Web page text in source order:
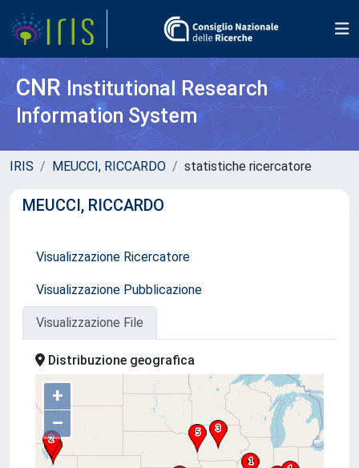
CNR Institutional Research
Information System
IRIS MEUCCI, RICCARDO statistiche ricercatore
MEUCCI, RICCARDO
Visualizzazione Ricercatore
Visualizzazione Pubblicazione
Visualizzazione File
Distribuzione geografica
+
–